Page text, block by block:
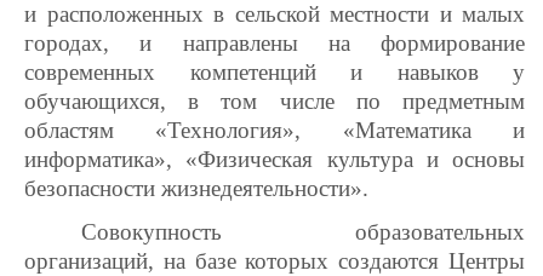
и расположенных в сельской местности и малых
городах, и направлены на формирование
современных компетенций и навыков у
обучающихся, в том числе по предметным
областям «Технология», «Математика и
информатика», «Физическая культура и основы
безопасности жизнедеятельности».
Совокупность образовательных
организаций, на базе которых создаются Центры